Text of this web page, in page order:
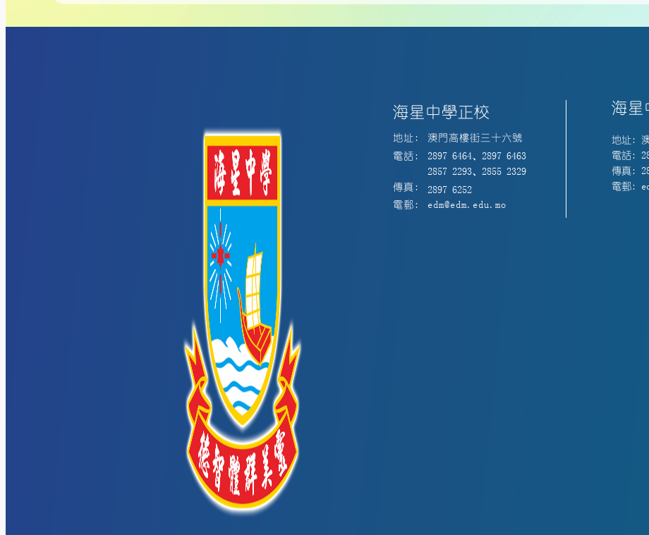
海星中學正校
地址:
澳門高樓街三十六號
電話:
2897 6464、2897 6463
2857 2293、2855 2329
傳真:
2897 6252
電郵:
edm@edm.edu.mo
海星
地址:
電話:
傳真:
電郵: